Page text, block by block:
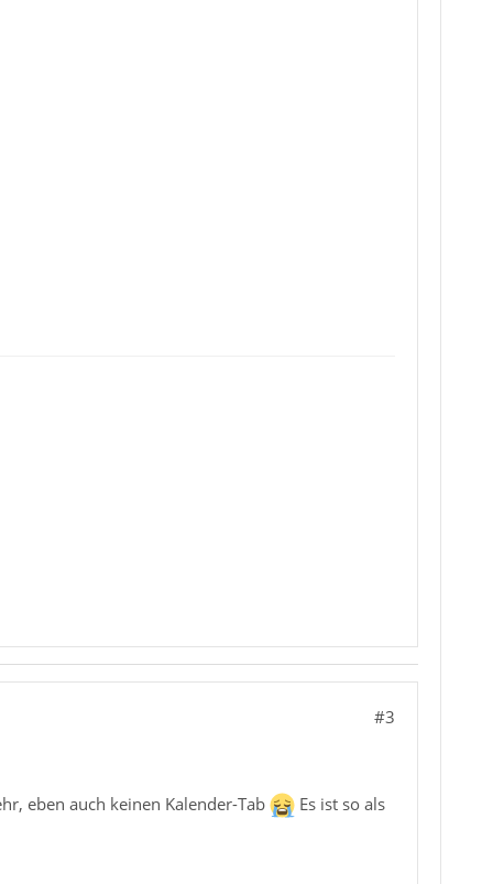
#3
eben auch keinen Kalender-Tab Es ist so als